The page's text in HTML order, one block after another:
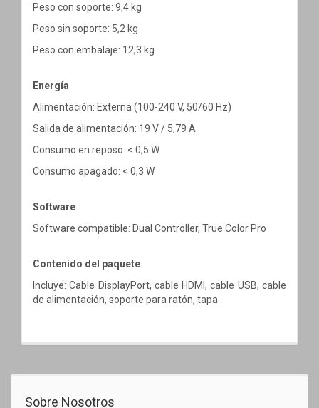
Peso con soporte: 9,4 kg
Peso sin soporte: 5,2 kg
Peso con embalaje: 12,3 kg
Energía
Alimentación: Externa (100-240 V, 50/60 Hz)
Salida de alimentación: 19 V / 5,79 A
Consumo en reposo: < 0,5 W
Consumo apagado: < 0,3 W
Software
Software compatible: Dual Controller, True Color Pro
Contenido del paquete
Incluye: Cable DisplayPort, cable HDMI, cable USB, cable
de alimentación, soporte para ratón, tapa
Sobre Nosotros